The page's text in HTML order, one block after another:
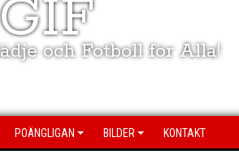
och Fotboll för Alla!
POÄNGLIGAN BILDER KONTAKT